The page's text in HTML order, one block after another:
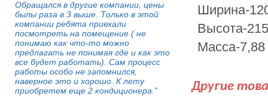
Ширина-
Высота-215
Масса-7,88
Другие
Обращался в другие компании, цены
былы раза в 3 выше. Только в этой
компании ребята приехали
посмотреть на помещение ( не
понимаю как что-то можно
предлагать не понимая где и как это
все будет работать). Сам процесс
работы особо не запомнился,
наверное это и хорошо. К лету
приобретем еще 2 кондиционера.”